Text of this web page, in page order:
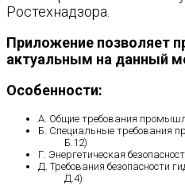
Ростехнадзора.
Приложение позволяет
актуальным на данный
Особенности:
А. Общие требования
Б. Специальные требования
Б.12)
Г. Энергетическая
Д. Требования безопасности
Д.4)